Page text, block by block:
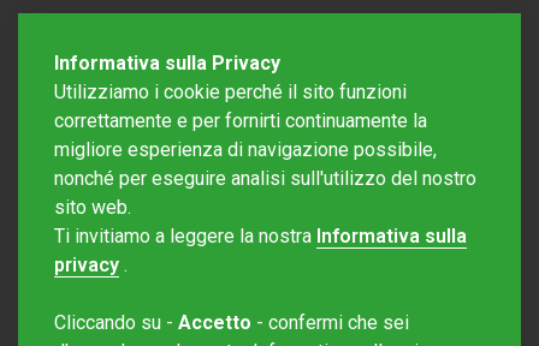
Editore Rotostampa SA
Informativa sulla Privacy
Utilizziamo i cookie perché il sito funzioni
correttamente e per fornirti continuamente la
migliore esperienza di navigazione possibile,
nonché per eseguire analisi sull'utilizzo del nostro
sito web.
Ti invitiamo a leggere la nostra Informativa sulla
privacy .
Cliccando su - Accetto - confermi che sei